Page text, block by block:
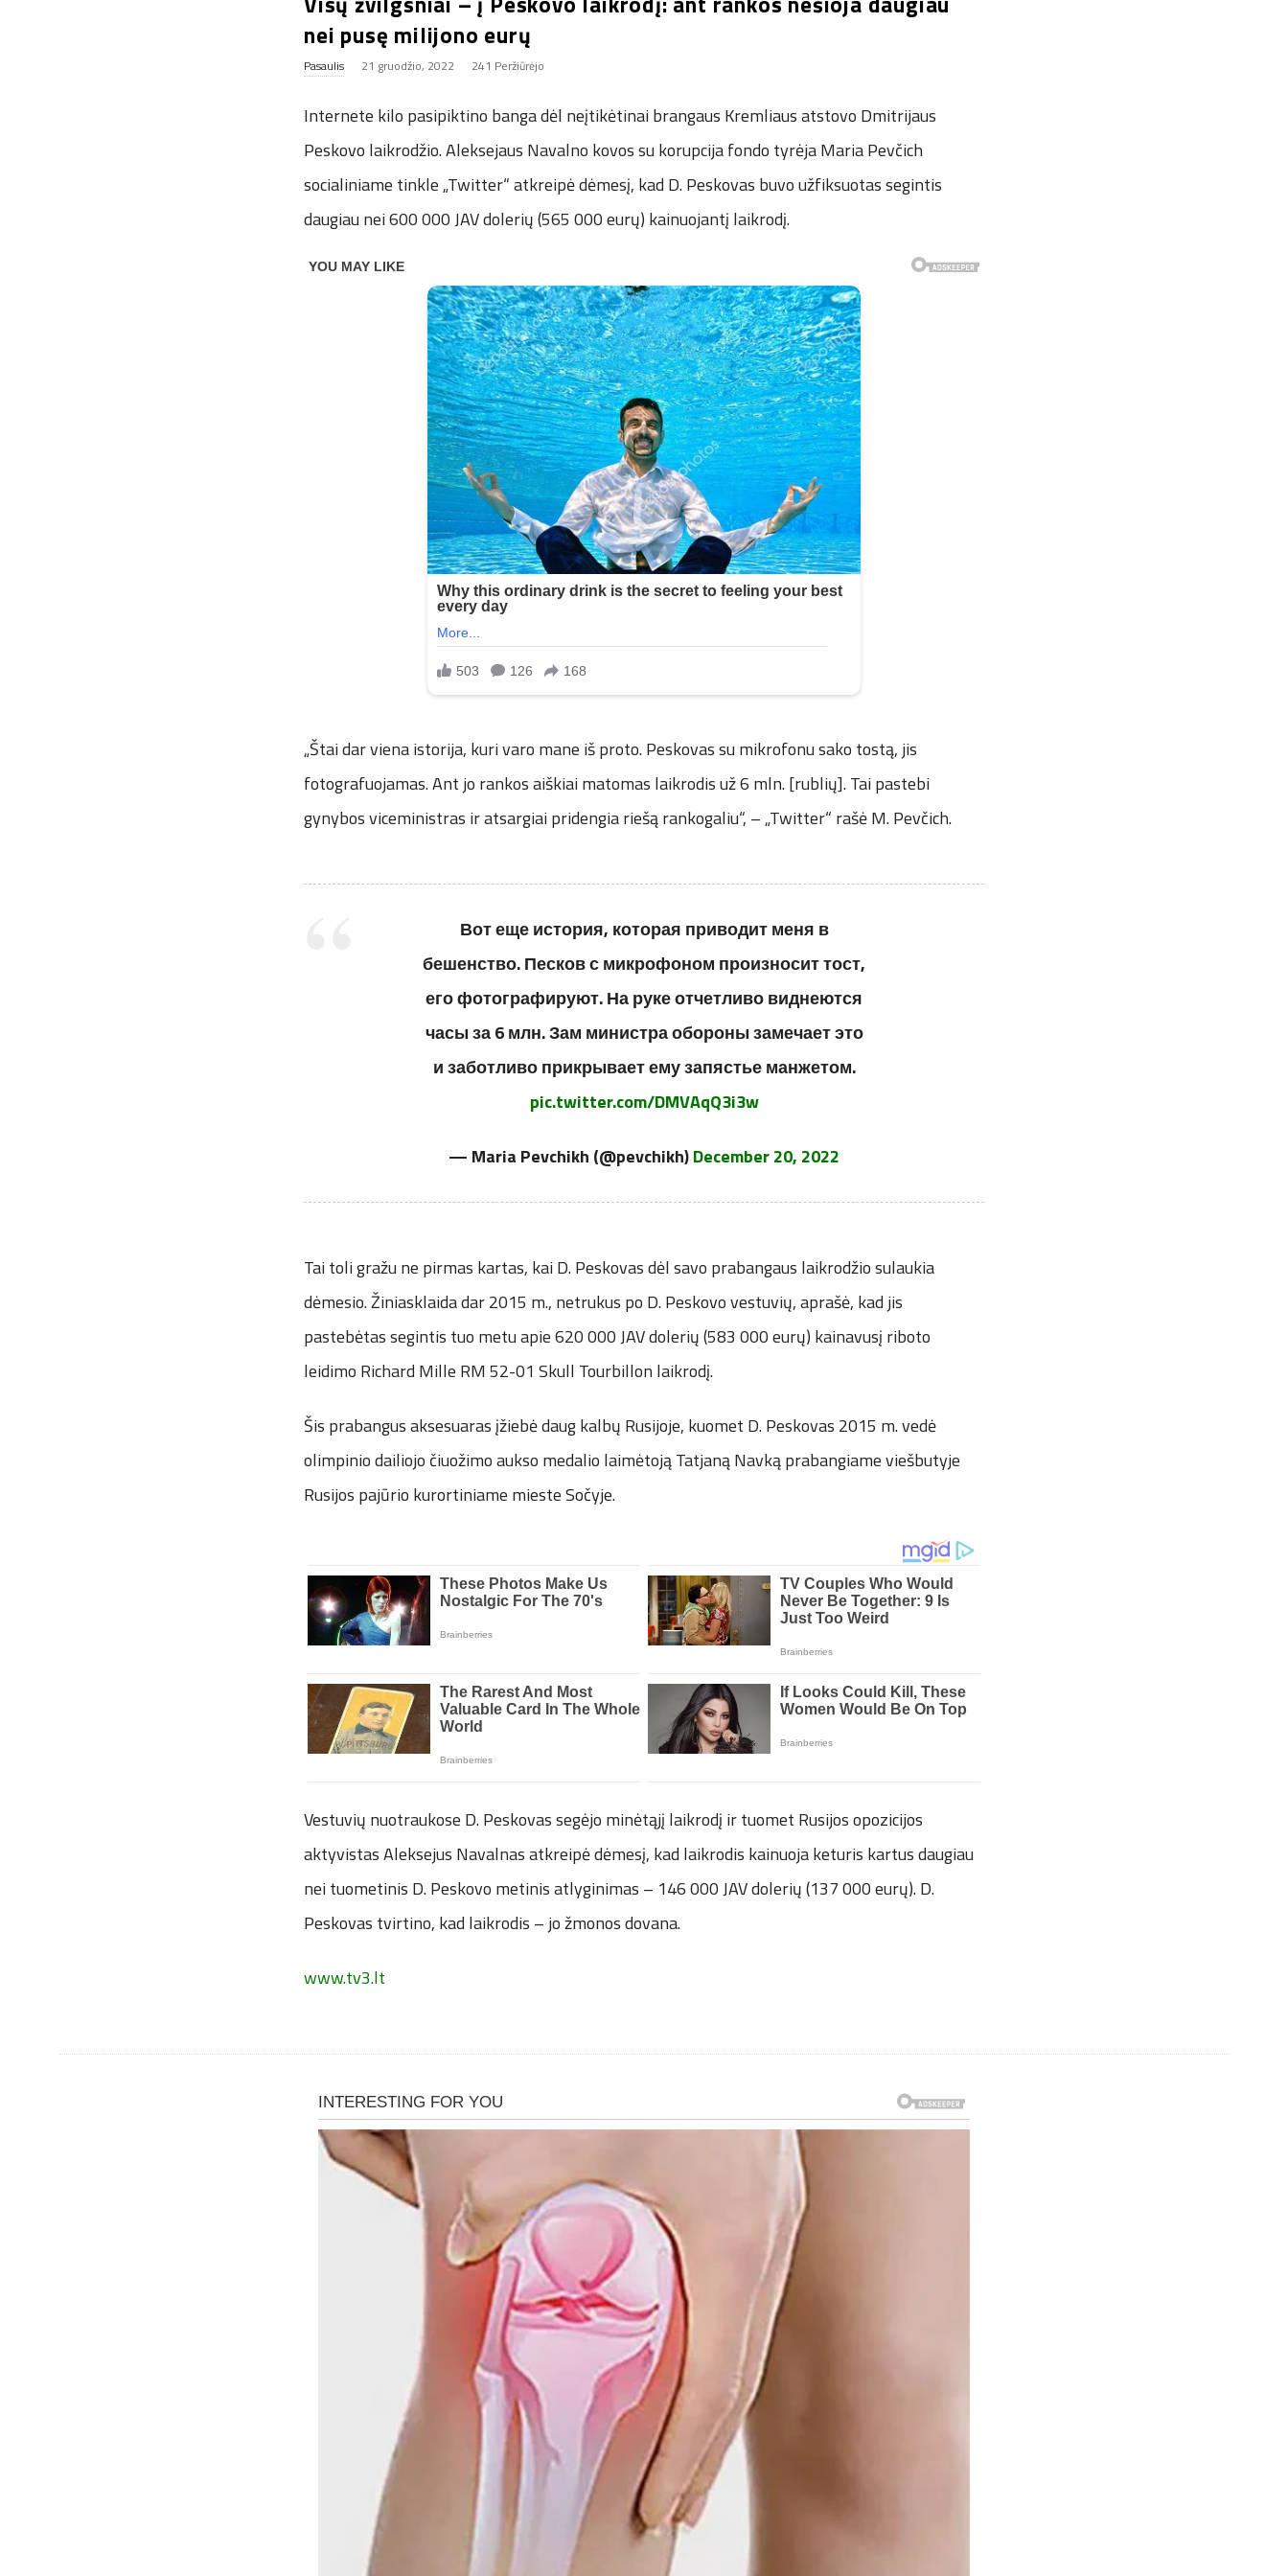
nei pusę milijono eurų
Pasaulis 21 gruodžio, 2022 241 Peržiūrėjo
Internete kilo pasipiktino banga dėl neįtikėtinai brangaus Kremliaus atstovo Dmitrijaus
Peskovo laikrodžio. Aleksejaus Navalno kovos su korupcija fondo tyrėja Maria Pevčich
socialiniame tinkle „Twitter“ atkreipė dėmesį, kad D. Peskovas buvo užfiksuotas segintis
daugiau nei 600 000 JAV dolerių (565 000 eurų) kainuojantį laikrodį.
„Štai dar viena istorija, kuri varo mane iš proto. Peskovas su mikrofonu sako tostą, jis
fotografuojamas. Ant jo rankos aiškiai matomas laikrodis už 6 mln. [rublių]. Tai pastebi
gynybos viceministras ir atsargiai pridengia riešą rankogaliu“, – „Twitter“ rašė M. Pevčich.
Вот еще история, которая приводит меня в
бешенство. Песков с микрофоном произносит тост,
его фотографируют. На руке отчетливо виднеются
часы за 6 млн. Зам министра обороны замечает это
и заботливо прикрывает ему запястье манжетом.
pic.twitter.com/DMVAqQ3i3w
— Maria Pevchikh (@pevchikh)December 20, 2022
Tai toli gražu ne pirmas kartas, kai D. Peskovas dėl savo prabangaus laikrodžio sulaukia
dėmesio. Žiniasklaida dar 2015 m., netrukus po D. Peskovo vestuvių, aprašė, kad jis
pastebėtas segintis tuo metu apie 620 000 JAV dolerių (583 000 eurų) kainavusį riboto
leidimo Richard Mille RM 52-01 Skull Tourbillon laikrodį.
Šis prabangus aksesuaras įžiebė daug kalbų Rusijoje, kuomet D. Peskovas 2015 m. vedė
olimpinio dailiojo čiuožimo aukso medalio laimėtoją Tatjaną Navką prabangiame viešbutyje
Rusijos pajūrio kurortiniame mieste Sočyje.
Vestuvių nuotraukose D. Peskovas segėjo minėtąjį laikrodį ir tuomet Rusijos opozicijos
aktyvistas Aleksejus Navalnas atkreipė dėmesį, kad laikrodis kainuoja keturis kartus daugiau
nei tuometinis D. Peskovo metinis atlyginimas – 146 000 JAV dolerių (137 000 eurų). D.
Peskovas tvirtino, kad laikrodis – jo žmonos dovana.
www.tv3.lt